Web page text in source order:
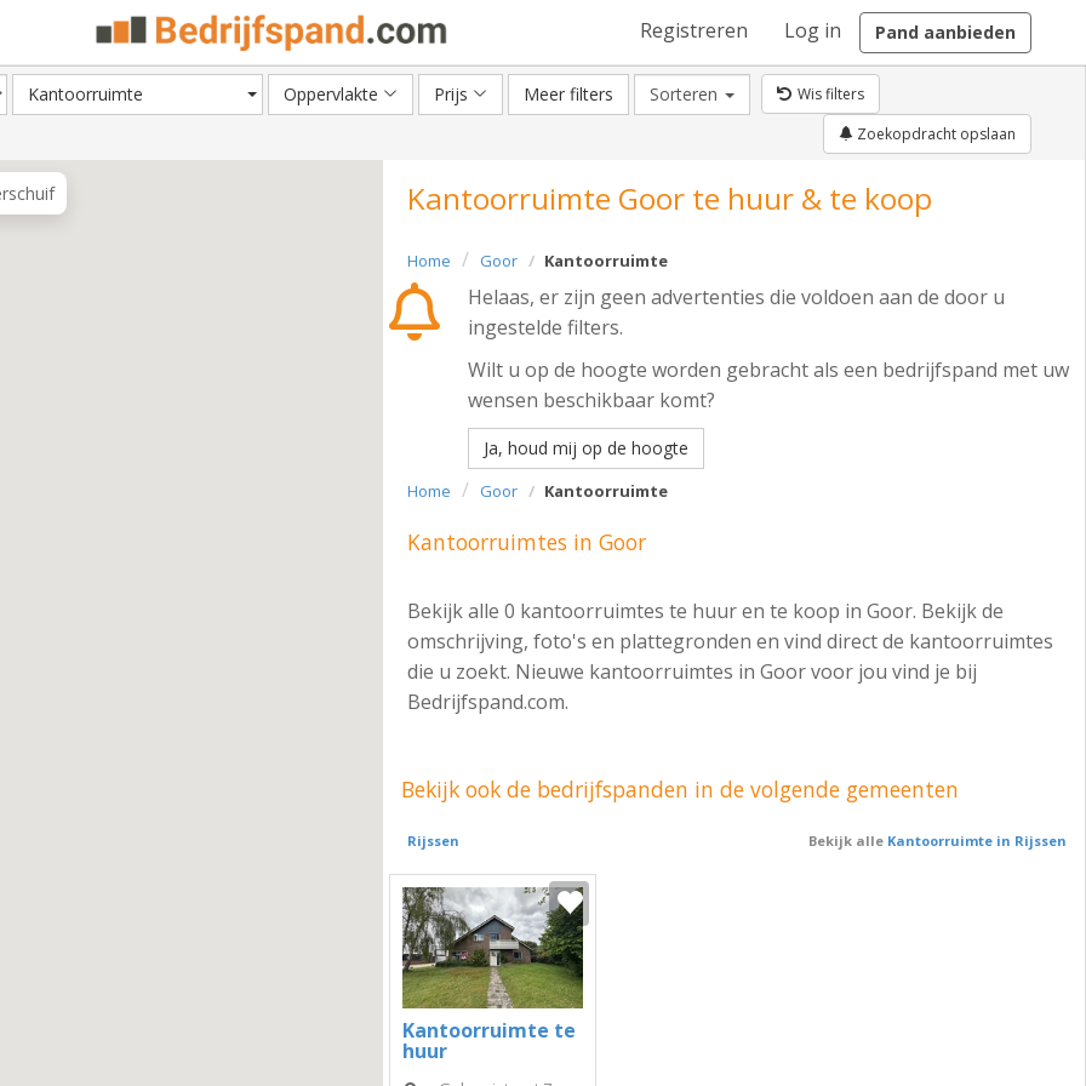
Registreren Log in Pand aanbieden
Kantoorruimte Oppervlakte Prijs Meer filters Sorteren
Wis filters
Zoekopdracht opslaan
Kantoorruimte Goor te huur & te koop
Home Goor Kantoorruimte
Helaas, er zijn geen advertenties die voldoen aan de door u
ingestelde filters.
Wilt u op de hoogte worden gebracht als een bedrijfspand met uw
wensen beschikbaar komt?
Ja, houd mij op de hoogte
Home Goor Kantoorruimte
Kantoorruimtes in Goor
Bekijk alle 0 kantoorruimtes te huur en te koop in Goor. Bekijk de
omschrijving, foto's en plattegronden en vind direct de kantoorruimtes
die u zoekt. Nieuwe kantoorruimtes in Goor voor jou vind je bij
Bedrijfspand.com.
Bekijk ook de bedrijfspanden in de volgende gemeenten
Rijssen Bekijk alleKantoorruimte in Rijssen
Kantoorruimte te
huur